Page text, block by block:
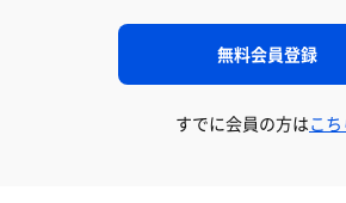
無料会員登録
すでに会員の方はこち